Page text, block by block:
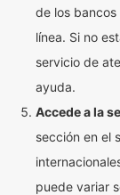
de los
línea. Si no
servicio de
ayuda.
Accede a la
sección en el
puede variar